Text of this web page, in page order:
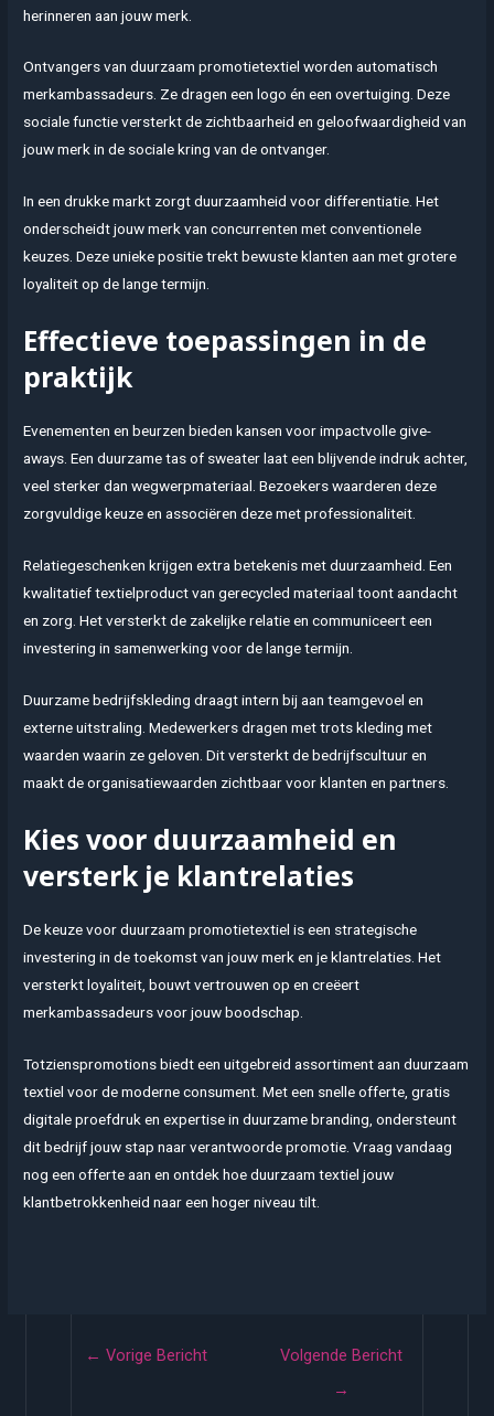
herinneren aan jouw merk.
Ontvangers van duurzaam promotietextiel worden automatisch
merkambassadeurs. Ze dragen een logo én een overtuiging. Deze
sociale functie versterkt de zichtbaarheid en geloofwaardigheid van
jouw merk in de sociale kring van de ontvanger.
In een drukke markt zorgt duurzaamheid voor differentiatie. Het
onderscheidt jouw merk van concurrenten met conventionele
keuzes. Deze unieke positie trekt bewuste klanten aan met grotere
loyaliteit op de lange termijn.
Effectieve toepassingen in de
praktijk
Evenementen en beurzen bieden kansen voor impactvolle give-
aways. Een duurzame tas of sweater laat een blijvende indruk achter,
veel sterker dan wegwerpmateriaal. Bezoekers waarderen deze
zorgvuldige keuze en associëren deze met professionaliteit.
Relatiegeschenken krijgen extra betekenis met duurzaamheid. Een
kwalitatief textielproduct van gerecycled materiaal toont aandacht
en zorg. Het versterkt de zakelijke relatie en communiceert een
investering in samenwerking voor de lange termijn.
Duurzame bedrijfskleding draagt intern bij aan teamgevoel en
externe uitstraling. Medewerkers dragen met trots kleding met
waarden waarin ze geloven. Dit versterkt de bedrijfscultuur en
maakt de organisatiewaarden zichtbaar voor klanten en partners.
Kies voor duurzaamheid en
versterk je klantrelaties
De keuze voor duurzaam promotietextiel is een strategische
investering in de toekomst van jouw merk en je klantrelaties. Het
versterkt loyaliteit, bouwt vertrouwen op en creëert
merkambassadeurs voor jouw boodschap.
Totzienspromotions biedt een uitgebreid assortiment aan duurzaam
textiel voor de moderne consument. Met een snelle offerte, gratis
digitale proefdruk en expertise in duurzame branding, ondersteunt
dit bedrijf jouw stap naar verantwoorde promotie. Vraag vandaag
nog een offerte aan en ontdek hoe duurzaam textiel jouw
klantbetrokkenheid naar een hoger niveau tilt.
← Vorige Bericht
Volgende Bericht
→